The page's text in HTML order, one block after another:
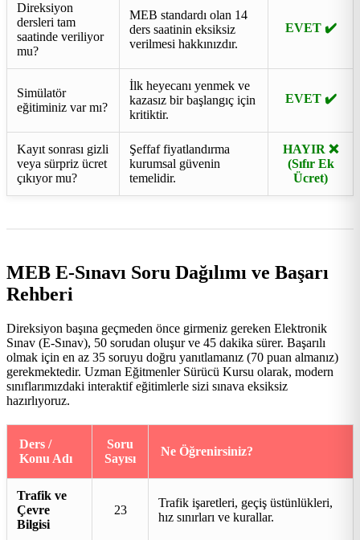
Direksiyon
dersleri tam
saatinde veriliyor
mu?
MEB standardı olan 14
ders saatinin eksiksiz
verilmesi hakkınızdır.
EVET ✔️
Simülatör
eğitiminiz var mı?
İlk heyecanı yenmek ve
kazasız bir başlangıç için
kritiktir.
EVET ✔️
Kayıt sonrası gizli
veya sürpriz ücret
çıkıyor mu?
Şeffaf fiyatlandırma
kurumsal güvenin
temelidir.
HAYIR ❌
(Sıfır Ek
Ücret)
MEB E-Sınavı Soru Dağılımı ve Başarı
Rehberi
Direksiyon başına geçmeden önce girmeniz gereken Elektronik
Sınav (E-Sınav), 50 sorudan oluşur ve 45 dakika sürer. Başarılı
olmak için en az 35 soruyu doğru yanıtlamanız (70 puan almanız)
gerekmektedir. Uzman Eğitmenler Sürücü Kursu olarak, modern
sınıflarımızdaki interaktif eğitimlerle sizi sınava eksiksiz
hazırlıyoruz.
Ders /
Konu Adı
Soru
Sayısı
Ne Öğrenirsiniz?
Trafik ve
Çevre
Bilgisi
23
Trafik işaretleri, geçiş üstünlükleri,
hız sınırları ve kurallar.